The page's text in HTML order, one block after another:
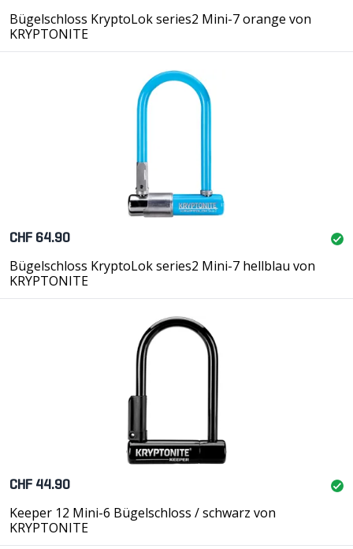
Bügelschloss KryptoLok series2 Mini-7 orange von
KRYPTONITE
CHF 64.90
Bügelschloss KryptoLok series2 Mini-7 hellblau von
KRYPTONITE
CHF 44.90
Keeper 12 Mini-6 Bügelschloss / schwarz von
KRYPTONITE